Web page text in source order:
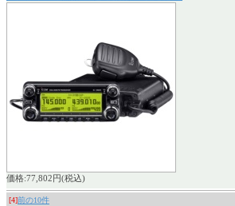
価格:77,802円(税込)
[4]前の10件